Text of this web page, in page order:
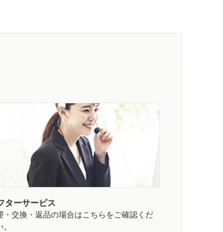
ターサービス
・交換・返品の場合はこちらをご確認くだ